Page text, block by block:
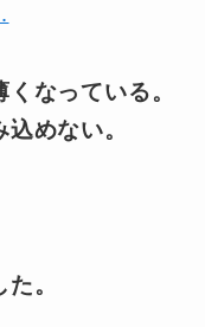
なっている。
めない。
。